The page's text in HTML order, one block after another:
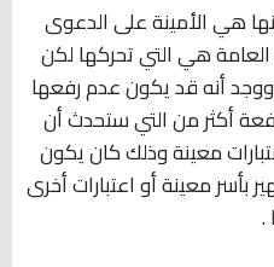
إنها هي الأمينة على الدعوى
العامة هي التي تحركها لكن
أنه قد يكون عدم رفعها
أكثر من التي ستحدث أن
معينة وذلك كان يكون
معينة أو اعتبارات أخرى
.